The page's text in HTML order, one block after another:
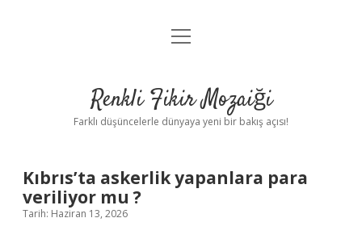
Anasayfa
Yasal Uyarı
Hakkımızda
menüyü
Renkli Fikir Mozaiği
Farklı düşüncelerle dünyaya yeni bir bakış açısı!
Kıbrıs’ta askerlik yapanlara para
veriliyor mu ?
Tarih: Haziran 13, 2026